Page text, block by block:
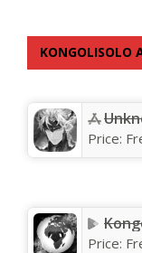
KONGOLISOLO
Price:
Price: